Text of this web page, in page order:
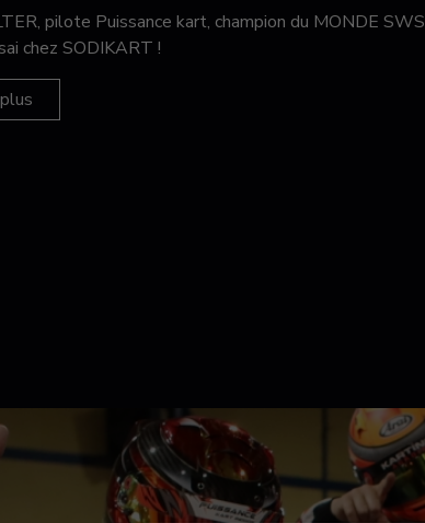
pilote Puissance kart, champion du MONDE SWS
chez SODIKART !